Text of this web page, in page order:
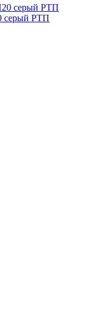
серый РТП